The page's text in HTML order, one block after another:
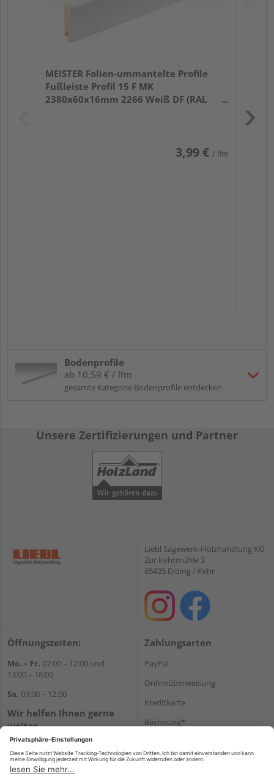
MEISTER Folien-ummantelte Profile
Fußleiste Profil 15 F MK
2380x60x16mm 2266 Weiß DF (RAL
3,99 € / lfm
Bodenprofile
ab 10,59 € / lfm
gesamte Kategorie Bodenprofile entdecken
Unsere Zertifizierungen und Partner
Liebl Sägewerk-Holzhandlung KG
Zur Kehrmühle 3
85435 Erding / Kehr
Öffnungszeiten:
Mo. – Fr. 07:00 – 12:00 und
13:00 – 18:00
Sa. 09:00 – 12:00
Wir helfen Ihnen gerne
weiter
Tel.:+49 8122 14197
E-Mail:vertrieb@holz-liebl.de
Zahlungsarten
PayPal
Onlineüberweisung
Kreditkarte
Rechnung*
Versand